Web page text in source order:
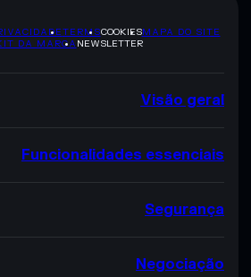
TERMSCOOKIESMAPA DO SITE
DA MARCA NEWSLETTER
Visão geral
Funcionalidades essenciais
Segurança
Negociação